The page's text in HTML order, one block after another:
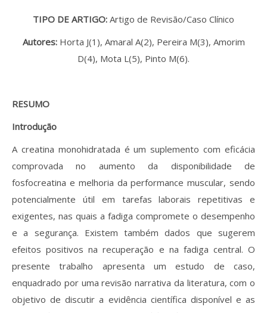
Revistas previamente publicadas
Ficha técnica
TIPO DE ARTIGO: Artigo de Revisão/Caso Clínico
Autores: Horta J(1), Amaral A(2), Pereira M(3), Amorim
D(4), Mota L(5), Pinto M(6).
RESUMO
Introdução
A creatina monohidratada é um suplemento com eficácia
comprovada no aumento da disponibilidade de
fosfocreatina e melhoria da performance muscular, sendo
potencialmente útil em tarefas laborais repetitivas e
exigentes, nas quais a fadiga compromete o desempenho
e a segurança. Existem também dados que sugerem
efeitos positivos na recuperação e na fadiga central. O
presente trabalho apresenta um estudo de caso,
enquadrado por uma revisão narrativa da literatura, com o
objetivo de discutir a evidência científica disponível e as